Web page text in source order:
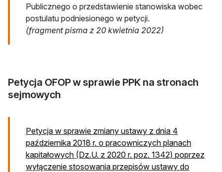
Publicznego o przedstawienie stanowiska wobec
postulatu podniesionego w petycji.
(fragment pisma z 20 kwietnia 2022)
Petycja OFOP w sprawie PPK na stronach
sejmowych
Petycja w sprawie zmiany ustawy z dnia 4
października 2018 r. o pracowniczych planach
kapitałowych (Dz.U. z 2020 r. poz. 1342) poprzez
wyłączenie stosowania przepisów ustawy do